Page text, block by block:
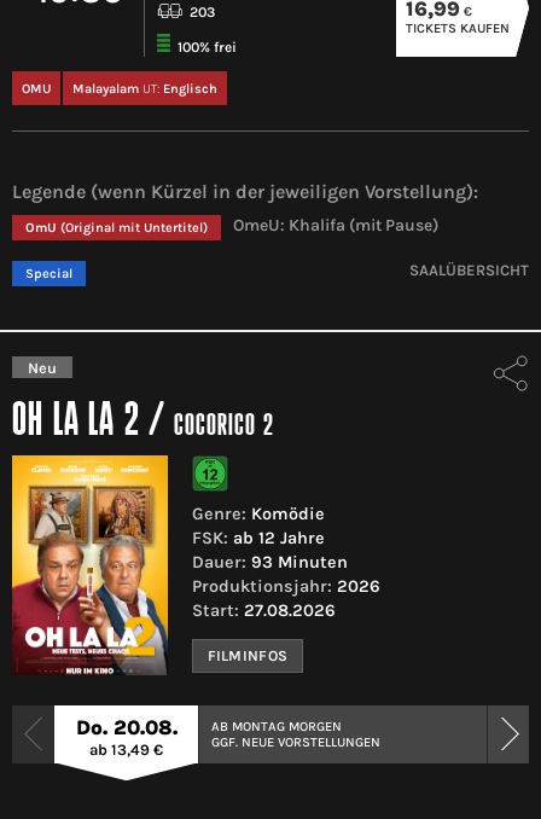
203
100% frei
OMU Malayalam UT: Englisch
16,99 €
TICKETS KAUFEN
Legende (wenn Kürzel in der jeweiligen Vorstellung):
OmU (Original mit Untertitel) OmeU: Khalifa (mit Pause)
Special SAALÜBERSICHT
Neu
OH LA LA 2 /COCORICO 2
Genre: Komödie
FSK: ab 12 Jahre
Dauer: 93 Minuten
Produktionsjahr: 2026
Start: 27.08.2026
FILMINFOS
Do. 20.08.
ab 13,49 €
AB MONTAG MORGEN
GGF. NEUE VORSTELLUNGEN